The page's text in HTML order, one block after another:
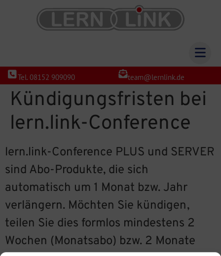
Tel. 08152 909090 team@lernlink.de
Kündigungsfristen bei
lern.link-Conference
lern.link-Conference PLUS und SERVER
sind Abo-Produkte, die sich
automatisch um 1 Monat bzw. Jahr
verlängern. Möchten Sie kündigen,
teilen Sie dies formlos mindestens 2
Wochen (Monatsabo) bzw. 2 Monate